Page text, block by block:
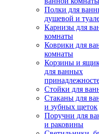
Полки для
душевой и
Карнизы для
комнаты
Коврики для
комнаты
Корзины и
для ванных
Стойки для
Стаканы для
и зубных щеток
Поручни для
и раковины